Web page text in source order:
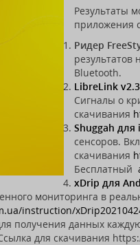
Результаты
приложения
Ридер
результатов
Bluetooth.
LibreLink
Сигналы о
скачивания
Shuggah для
сенсоров.
скачивания
Бесплатный
xDrip для
мониторинга в
instruction/
получения данных
для скачивания